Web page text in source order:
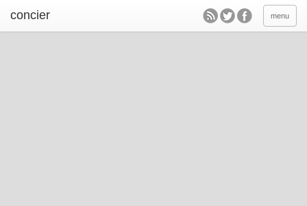
concier menu